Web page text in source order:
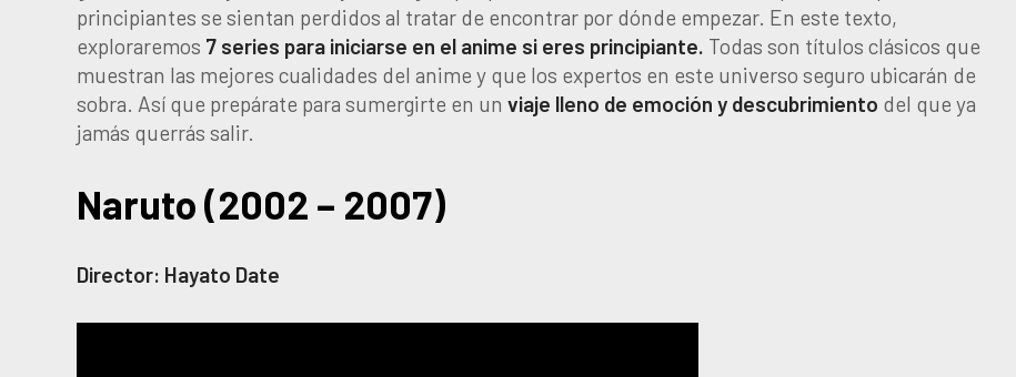
principiantes se sientan perdidos al tratar de encontrar por dónde empezar. En este texto,
exploraremos 7 series para iniciarse en el anime si eres principiante. Todas son títulos clásicos que
muestran las mejores cualidades del anime y que los expertos en este universo seguro ubicarán de
sobra. Así que prepárate para sumergirte en unviaje lleno de emoción y descubrimiento del que ya
jamás querrás salir.
Naruto (2002 – 2007)
Director: Hayato Date